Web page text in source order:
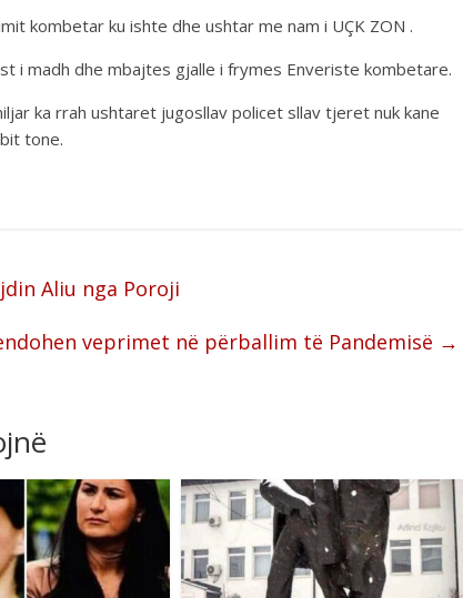
kombetar ku ishte dhe ushtar me nam i UÇK ZON .
i madh dhe mbajtes gjalle i frymes Enveriste kombetare.
ka rrah ushtaret jugosllav policet sllav tjeret nuk kane
tone.
Aliu nga Poroji
veprimet në përballim të Pandemisë →